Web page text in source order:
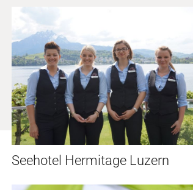
Seehotel Hermitage Luzern